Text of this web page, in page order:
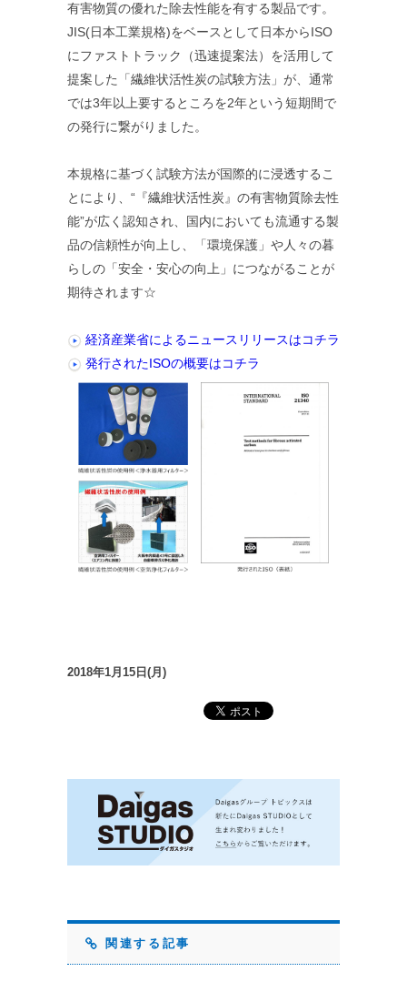
有害物質の優れた除去性能を有する製品です。
JIS(日本工業規格)をベースとして日本からISO
にファストトラック（迅速提案法）を活用して
提案した「繊維状活性炭の試験方法」が、通常
では3年以上要するところを2年という短期間で
の発行に繋がりました。
本規格に基づく試験方法が国際的に浸透するこ
とにより、“『繊維状活性炭』の有害物質除去性
能”が広く認知され、国内においても流通する製
品の信頼性が向上し、「環境保護」や人々の暮
らしの「安全・安心の向上」につながることが
期待されます☆
経済産業省によるニュースリリースはコチラ
発行されたISOの概要はコチラ
2018年1月15日(月)
関連する記事